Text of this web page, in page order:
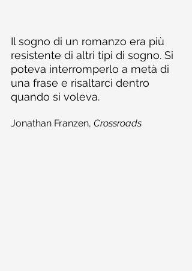
Il sogno di un romanzo era più
resistente di altri tipi di sogno. Si
poteva interromperlo a metà di
una frase e risaltarci dentro
quando si voleva.
Jonathan Franzen, Crossroads